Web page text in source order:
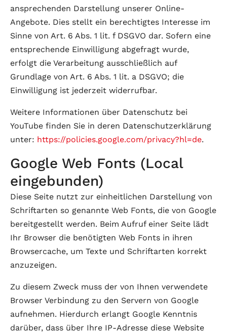
ansprechenden Darstellung unserer Online-
Angebote. Dies stellt ein berechtigtes Interesse im
Sinne von Art. 6 Abs. 1 lit. f DSGVO dar. Sofern eine
entsprechende Einwilligung abgefragt wurde,
erfolgt die Verarbeitung ausschließlich auf
Grundlage von Art. 6 Abs. 1 lit. a DSGVO; die
Einwilligung ist jederzeit widerrufbar.
Weitere Informationen über Datenschutz bei
YouTube finden Sie in deren Datenschutzerklärung
unter: https://policies.google.com/privacy?hl=de.
Google Web Fonts (Local
eingebunden)
Diese Seite nutzt zur einheitlichen Darstellung von
Schriftarten so genannte Web Fonts, die von Google
bereitgestellt werden. Beim Aufruf einer Seite lädt
Ihr Browser die benötigten Web Fonts in ihren
Browsercache, um Texte und Schriftarten korrekt
anzuzeigen.
Zu diesem Zweck muss der von Ihnen verwendete
Browser Verbindung zu den Servern von Google
aufnehmen. Hierdurch erlangt Google Kenntnis
darüber, dass über Ihre IP-Adresse diese Website